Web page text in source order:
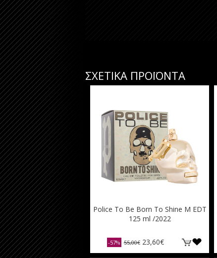
ΣΧΕΤΙΚΑ ΠΡΟΪΟΝΤΑ
Police To Be Born To Shine M EDT
125 ml /2022
-57% 55,00€ 23,60€